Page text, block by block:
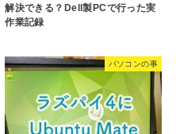
解決できる？Dell製PCで行った実
作業記録
パソコンの事